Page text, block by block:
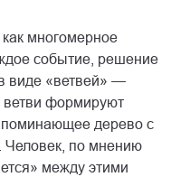
многомерное
событие, решение
виде «ветвей» —
ветви формируют
дерево с
Человек, по мнению
между этими